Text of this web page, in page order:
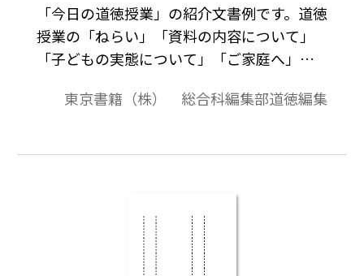
「今日の道徳授業」の紹介文書例です。道徳
授業の「ねらい」「資料の内容について」
「子どもの実態について」「ご家庭へ」の
庭でお子さんと話題にしたことなどを記入
東京書籍（株） 総合科編集部道徳編集